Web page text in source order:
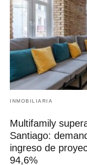
INMOBILIARIA
Multifamily
Santiago:
ingreso de
94,6%